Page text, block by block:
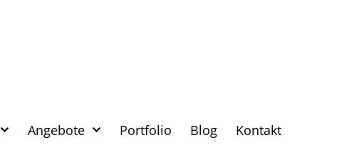
Angebote Portfolio Blog Kontakt